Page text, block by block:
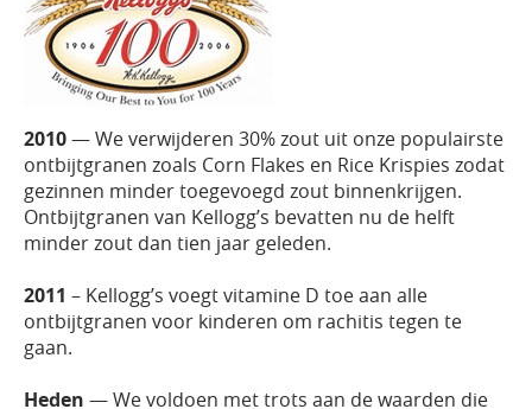
2010— We verwijderen 30% zout uit onze populairste
ontbijtgranen zoals Corn Flakes en Rice Krispies zodat
gezinnen minder toegevoegd zout binnenkrijgen.
Ontbijtgranen van Kellogg’s bevatten nu de helft
minder zout dan tien jaar geleden.
2011 – Kellogg’s voegt vitamine D toe aan alle
ontbijtgranen voor kinderen om rachitis tegen te
gaan.
Heden — We voldoen met trots aan de waarden die